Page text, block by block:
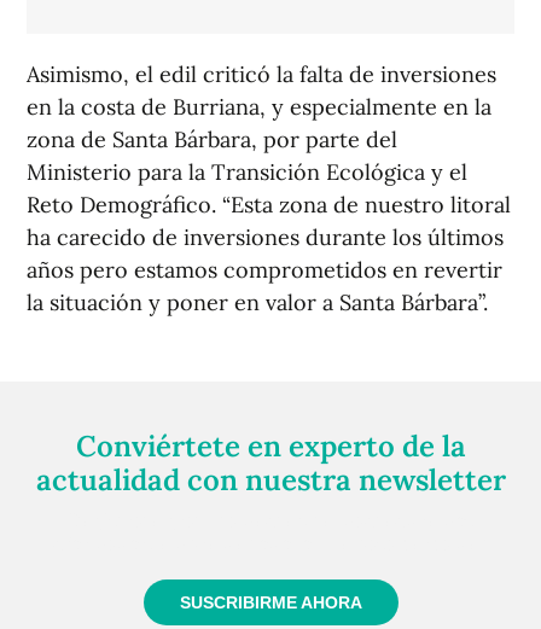
Asimismo, el edil criticó la falta de inversiones
en la costa de Burriana, y especialmente en la
zona de Santa Bárbara, por parte del
Ministerio para la Transición Ecológica y el
Reto Demográfico. “Esta zona de nuestro litoral
ha carecido de inversiones durante los últimos
años pero estamos comprometidos en revertir
la situación y poner en valor a Santa Bárbara”.
Conviértete en experto de la
actualidad con nuestra newsletter
SUSCRIBIRME AHORA